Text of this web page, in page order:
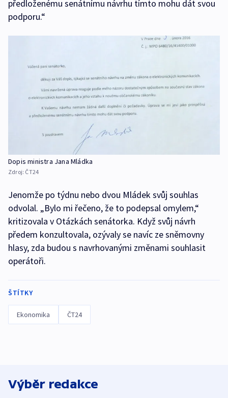
předloženému senátnímu návrhu tímto mohu dát svou
podporu.“
Dopis ministra Jana Mládka
Zdroj: ČT24
Jenomže po týdnu nebo dvou Mládek svůj souhlas
odvolal. „Bylo mi řečeno, že to podepsal omylem,“
kritizovala v Otázkách senátorka. Když svůj návrh
předem konzultovala, ozývaly se navíc ze sněmovny
hlasy, zda budou s navrhovanými změnami souhlasit
operátoři.
ŠTÍTKY
Ekonomika ČT24
Výběr redakce